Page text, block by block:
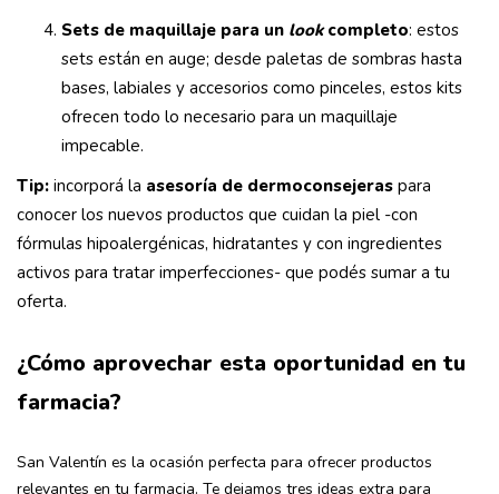
Sets de maquillaje para un lookcompleto: estos
sets están en auge; desde paletas de sombras hasta
bases, labiales y accesorios como pinceles, estos kits
ofrecen todo lo necesario para un maquillaje
impecable.
Tip: incorporá la asesoría de dermoconsejeras para
conocer los nuevos productos que cuidan la piel -con
fórmulas hipoalergénicas, hidratantes y con ingredientes
activos para tratar imperfecciones- que podés sumar a tu
oferta.
¿Cómo aprovechar esta oportunidad en tu
farmacia?
San Valentín es la ocasión perfecta para ofrecer productos
relevantes en tu farmacia. Te dejamos tres ideas extra para